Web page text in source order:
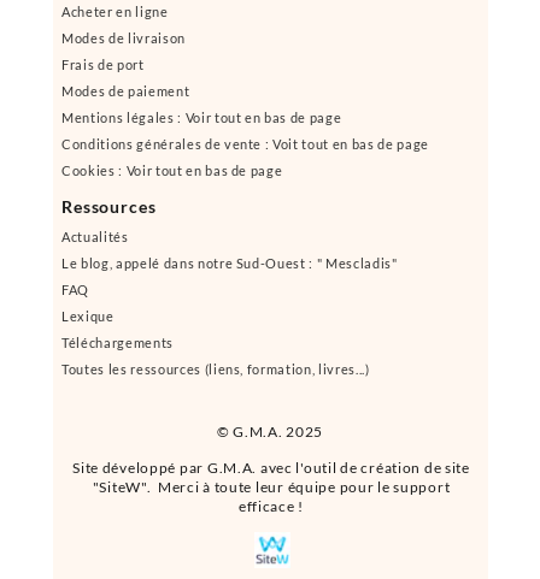
© G.M.A. 2025
Site développé par G.M.A. avec l'outil de création de site
"SiteW". Merci à toute leur équipe pour le support
efficace !
Acheter en ligne
Modes de livraison
Frais de port
Modes de paiement
Mentions légales : Voir tout en bas de page
Conditions générales de vente : Voit tout en bas de page
Cookies : Voir tout en bas de page
Ressources
Actualités
Le blog, appelé dans notre Sud-Ouest : " Mescladis"
FAQ
Lexique
Téléchargements
Toutes les ressources (liens, formation, livres...)